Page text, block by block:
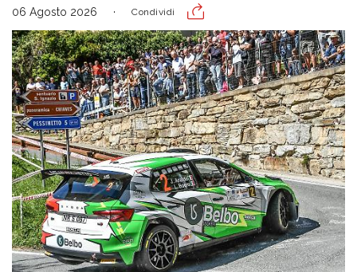
06 Agosto 2026 Condividi